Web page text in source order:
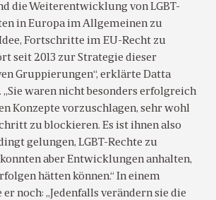
die Weiterentwicklung von LGBT-
in Europa im Allgemeinen zu
Fortschritte im EU-Recht zu
seit 2013 zur Strategie dieser
Gruppierungen“, erklärte Datta
„Sie waren nicht besonders erfolgreich
Konzepte vorzuschlagen, sehr wohl
zu blockieren. Es ist ihnen also
gelungen, LGBT-Rechte zu
aber Entwicklungen anhalten,
hätten können.“ In einem
noch: „Jedenfalls verändern sie die